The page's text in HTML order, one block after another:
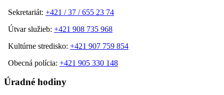
Sekretariát: +421 / 37 / 655 23 74
Útvar služieb: +421 908 735 968
Kultúrne stredisko: +421 907 759 854
Obecná polícia: +421 905 330 148
Úradné hodiny